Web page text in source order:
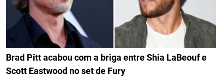
Brad Pitt acabou com a briga entre Shia LaBeouf e
Scott Eastwood no set de Fury